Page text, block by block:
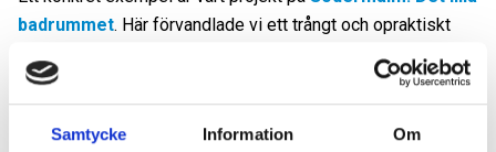
Samtycke Information Om
badrummet. Här förvandlade vi ett trångt och opraktiskt
utrymme till ett stilrent badrum med smart planlösning,
platsbyggd förvaring och genomtänkta materialval.
Projektet visar hur även de minsta badrummen kan bli
funktionella, moderna och estetiskt tilltalande när detaljerna